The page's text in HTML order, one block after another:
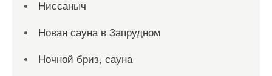
Ниссаныч
Новая сауна в Запрудном
Ночной бриз, сауна